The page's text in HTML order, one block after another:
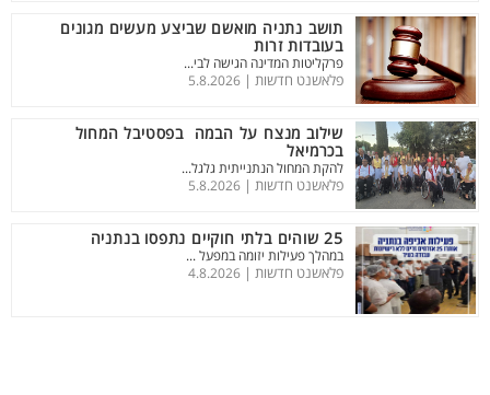
תושב נתניה מואשם שביצע מעשים מגונים
בעובדות זרות
פרקליטות המדינה הגישה לבי...
פלאשנט חדשות | 5.8.2026
שילוב מנצח על הבמה בפסטיבל המחול
בכרמיאל
להקת המחול הנתנייתית גלגל...
פלאשנט חדשות | 5.8.2026
25 שוהים בלתי חוקיים נתפסו בנתניה
במהלך פעילות יזומה במפעל ...
פלאשנט חדשות | 4.8.2026